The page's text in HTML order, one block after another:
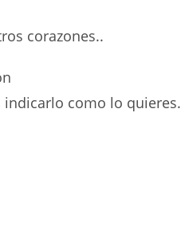
corazones..
como lo quieres.